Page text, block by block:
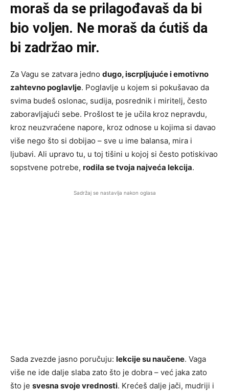
moraš da se prilagođavaš da bi
bio voljen. Ne moraš da ćutiš da
bi zadržao mir.
Za Vagu se zatvara jedno dugo, iscrpljujuće i emotivno
zahtevno poglavlje. Poglavlje u kojem si pokušavao da
svima budeš oslonac, sudija, posrednik i miritelj, često
zaboravljajući sebe. Prošlost te je učila kroz nepravdu,
kroz neuzvraćene napore, kroz odnose u kojima si davao
više nego što si dobijao – sve u ime balansa, mira i
ljubavi. Ali upravo tu, u toj tišini u kojoj si često potiskivao
sopstvene potrebe, rodila se tvoja najveća lekcija.
Sadržaj se nastavlja nakon oglasa
Sada zvezde jasno poručuju: lekcije su naučene. Vaga
više ne ide dalje slaba zato što je dobra – već jaka zato
što je svesna svoje vrednosti. Krećeš dalje jači, mudriji i